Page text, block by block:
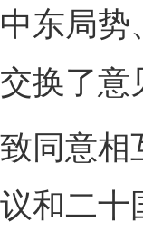
局势
换了意
意相
和二十